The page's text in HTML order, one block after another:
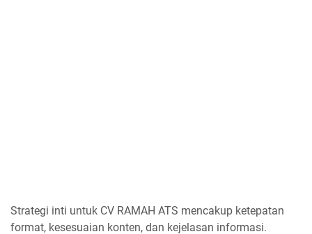
Strategi inti untuk CV RAMAH ATS mencakup ketepatan
format, kesesuaian konten, dan kejelasan informasi.